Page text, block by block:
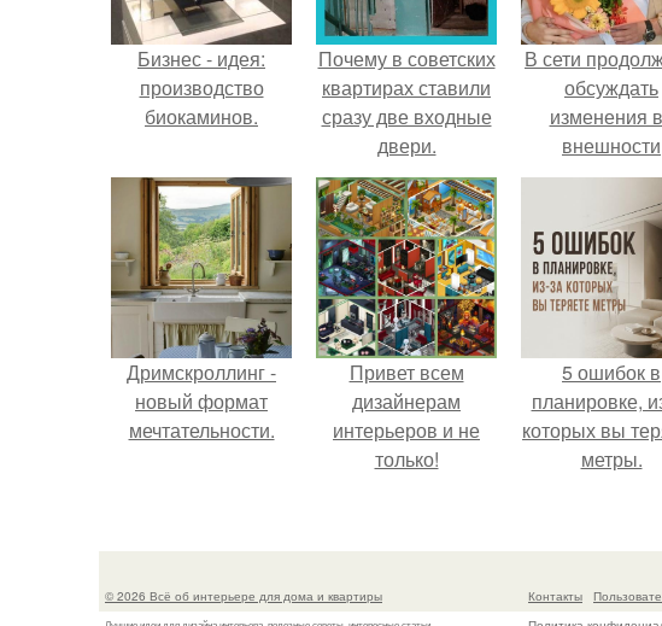
Бизнес - идея:
производство
биокаминов.
Почему в советских
квартирах ставили
сразу две входные
двери.
В сети
обсуждать
изменения
внешности
актрисы.
Дримскроллинг -
новый формат
мечтательности.
Привет всем
дизайнерам
интерьеров и не
только!
5 ошибок в
планировке,
которых вы
метры.
© 2026 Всё об интерьере для дома и квартиры Контакты